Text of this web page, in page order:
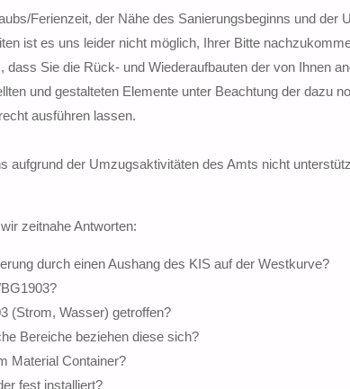
Ferienzeit, der Nähe des Sanierungsbeginns und der
ist es uns leider nicht möglich, Ihrer Bitte
Sie die Rück- und Wiederaufbauten der von Ihnen
und gestalteten Elemente unter Beachtung der dazu
ausführen lassen.
aufgrund der Umzugsaktivitäten des Amts nicht
zeitnahe Antworten:
durch einen Aushang des KIS auf der Westkurve?
(Strom, Wasser) getroffen?
Bereiche beziehen diese sich?
Material Container?
fest installiert?